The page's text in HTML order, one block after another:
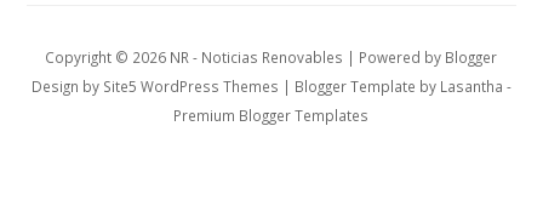
Copyright © 2026 NR - Noticias Renovables | Powered by Blogger
Design by Site5 WordPress Themes | Blogger Template by Lasantha -
Premium Blogger Templates